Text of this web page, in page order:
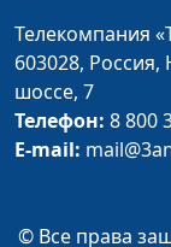
Телекомпания
603028, Россия,
шоссе, 7
Телефон: 8 800
E-mail:
© Все права